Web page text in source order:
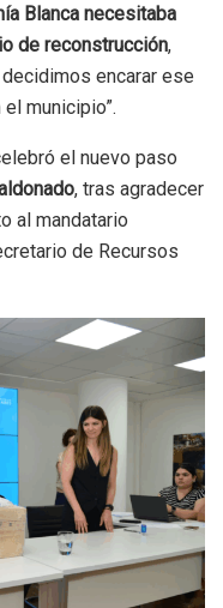
Blanca necesitaba
de reconstrucción,
decidimos encarar ese
municipio”.
el nuevo paso
, tras agradecer
al mandatario
de Recursos